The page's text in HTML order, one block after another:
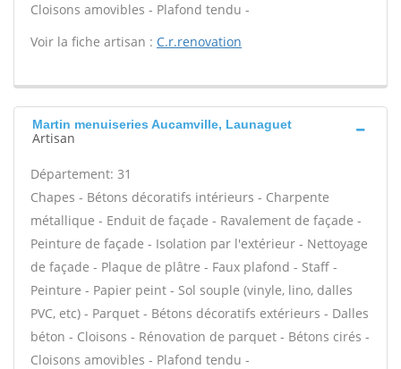
Cloisons amovibles - Plafond tendu -
Voir la fiche artisan : C.r.renovation
Martin menuiseries Aucamville, Launaguet
Artisan
Département: 31
Chapes - Bétons décoratifs intérieurs - Charpente
métallique - Enduit de façade - Ravalement de façade -
Peinture de façade - Isolation par l'extérieur - Nettoyage
de façade - Plaque de plâtre - Faux plafond - Staff -
Peinture - Papier peint - Sol souple (vinyle, lino, dalles
PVC, etc) - Parquet - Bétons décoratifs extérieurs - Dalles
béton - Cloisons - Rénovation de parquet - Bétons cirés -
Cloisons amovibles - Plafond tendu -